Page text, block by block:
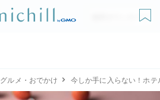
無料ダウンロード
グルメ・おでかけ 今しか手に入らない！ホ